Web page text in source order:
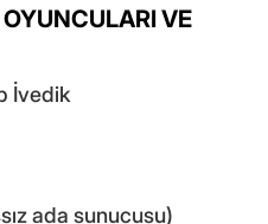
VE
İvedik
ada sunucusu)